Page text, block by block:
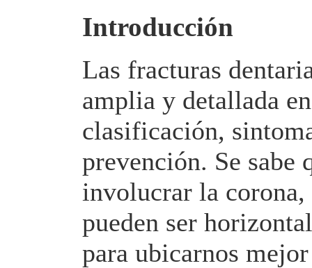
Introducción
Las fracturas
amplia y detallada
clasificación,
prevención. Se sabe
involucrar la
pueden ser
para ubicarnos